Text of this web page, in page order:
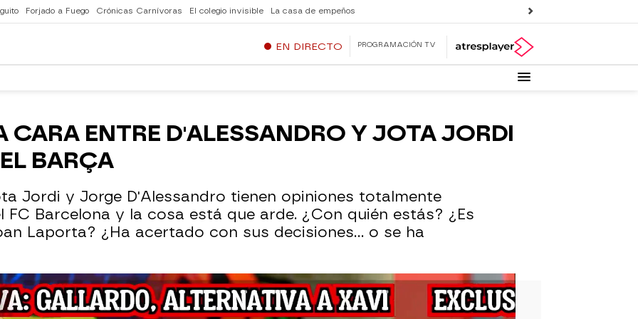
Forjado a Fuego Crónicas Carnívoras El colegio invisible La casa de empeños
EN DIRECTO PROGRAMACIÓN TV
CARA ENTRE D'ALESSANDRO Y JOTA JORDI
BARÇA
Jordi y Jorge D'Alessandro tienen opiniones totalmente
Barcelona y la cosa está que arde. ¿Con quién estás? ¿Es
Laporta? ¿Ha acertado con sus decisiones... o se ha